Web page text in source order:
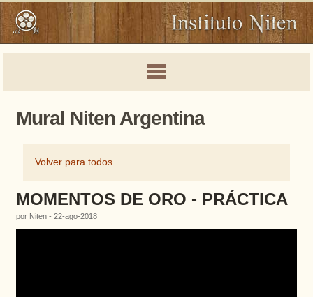
Mural Niten Argentina
Volver para todos
MOMENTOS DE ORO - PRÁCTICA
por Niten - 22-ago-2018